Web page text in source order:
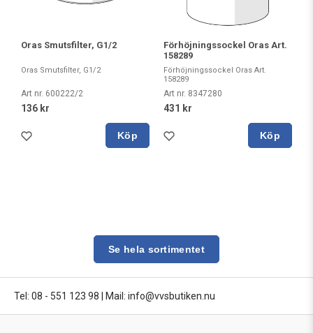
Oras Smutsfilter, G1/2
Oras Smutsfilter, G1/2
Art nr. 600222/2
136 kr
Köp
Förhöjningssockel Oras Art.
158289
Förhöjningssockel Oras Art.
158289
Art nr. 8347280
431 kr
Köp
Se hela sortimentet
Tel: 08 - 551 123 98 Mail: info@vvsbutiken.nu